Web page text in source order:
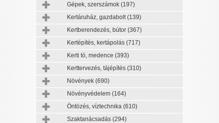
Gépek, szerszámok (197)
Kertáruház, gazdabolt(139)
Kertberendezés, bútor (367)
Kertépítés, kertápolás (717)
Kerti tó, medence (393)
Kerttervezés, tájépítés (310)
Növények (690)
Növényvédelem (164)
Öntözés, víztechnika (610)
Szaktanácsadás (294)